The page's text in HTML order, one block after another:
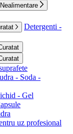
Detergenti -
- Soda -
- Gel
uz profesional